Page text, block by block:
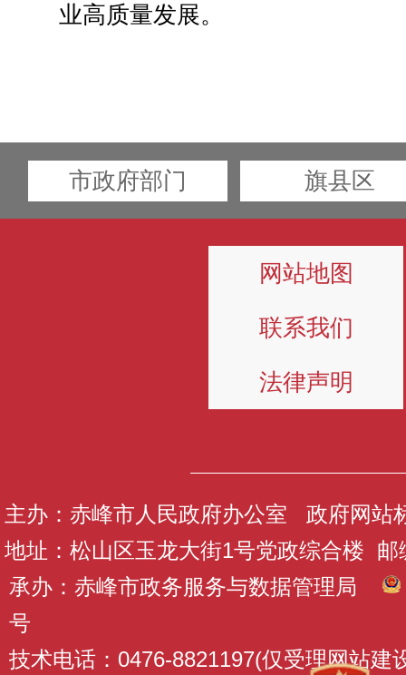
业高质量发展。
市政府部门 旗县区
网站地图
联系我们
法律声明
主办：赤峰市人民政府办公室 政府网站
地址：松山区玉龙大街1号党政综合楼 邮
承办：赤峰市政务服务与数据管理局
号
技术电话：0476-8821197(仅受理网站建